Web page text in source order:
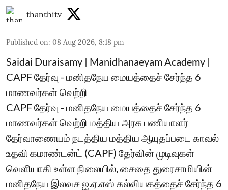
thanthitv
Published on: 08 Aug 2026, 8:18 pm
Saidai Duraisamy | Manidhanaeyam Academy |
CAPF தேர்வு - மனிதநேய மையத்தைச் சேர்ந்த 6
மாணவர்கள் வெற்றி
CAPF தேர்வு - மனிதநேய மையத்தைச் சேர்ந்த 6
மாணவர்கள் வெற்றி மத்திய அரசு பணியாளர்
தேர்வாணையம் நடத்திய மத்திய ஆயுதப்படை காவல்
உதவி கமாண்டன்ட் (CAPF) தேர்வின் முடிவுகள்
வெளியாகி உள்ள நிலையில், சைதை துரைசாமியின்
மனிதநேய இலவச ஐ.ஏ.எஸ் கல்வியகத்தைச் சேர்ந்த 6